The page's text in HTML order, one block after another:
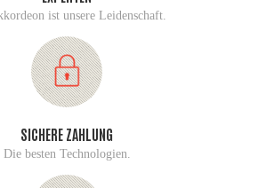
ist unsere Leidenschaft.
SICHERE ZAHLUNG
Die besten Technologien.